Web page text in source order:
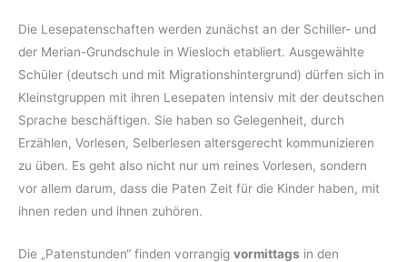
Die Lesepatenschaften werden zunächst an der Schiller- und
der Merian-Grundschule in Wiesloch etabliert. Ausgewählte
Schüler (deutsch und mit Migrationshintergrund) dürfen sich in
Kleinstgruppen mit ihren Lesepaten intensiv mit der deutschen
Sprache beschäftigen. Sie haben so Gelegenheit, durch
Erzählen, Vorlesen, Selberlesen altersgerecht kommunizieren
zu üben. Es geht also nicht nur um reines Vorlesen, sondern
vor allem darum, dass die Paten Zeit für die Kinder haben, mit
ihnen reden und ihnen zuhören.
Die „Patenstunden“ finden vorrangig vormittags in den